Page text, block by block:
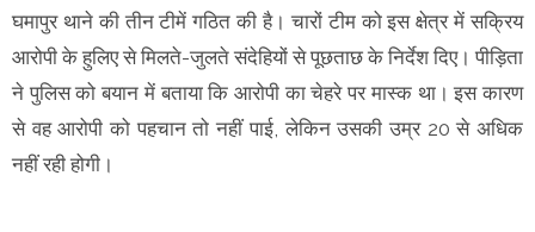
घमापुर थाने की तीन टीमें गठित की है। चारों टीम को इस क्षेत्र में सक्रिय
आरोपी के हुलिए से मिलते-जुलते संदेहियों से पूछताछ के निर्देश दिए। पीड़िता
ने पुलिस को बयान में बताया कि आरोपी का चेहरे पर मास्क था। इस कारण
से वह आरोपी को पहचान तो नहीं पाई, लेकिन उसकी उम्र 20 से अधिक
नहीं रही होगी।